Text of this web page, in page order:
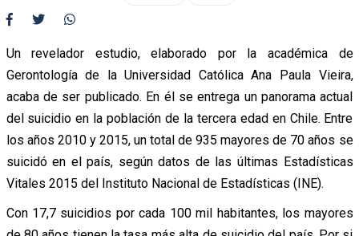
Un revelador estudio, elaborado por la académica de
Gerontología de la Universidad Católica Ana Paula Vieira,
acaba de ser publicado. En él se entrega un panorama actual
del suicidio en la población de la tercera edad en Chile. Entre
los años 2010 y 2015, un total de 935 mayores de 70 años se
suicidó en el país, según datos de las últimas Estadísticas
Vitales 2015 del Instituto Nacional de Estadísticas (INE).
Con 17,7 suicidios por cada 100 mil habitantes, los mayores